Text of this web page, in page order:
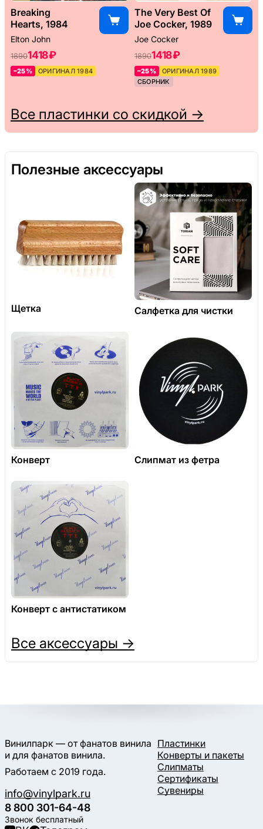
Breaking
Hearts, 1984
Elton John
18901418 ₽
–25% ОРИГИНАЛ 1984
The Very Best Of
Joe Cocker, 1989
Joe Cocker
18901418 ₽
–25%
ОРИГИНАЛ 1989
СБОРНИК
Все пластинки со скидкой →
Полезные аксессуары
Щетка Салфетка для чистки
Конверт Слипмат из фетра
Конверт с антистатиком
Все аксессуары →
Винилпарк — от фанатов винила
и для фанатов винила.
Работаем с 2019 года.
info@vinylpark.ru
8 800 301-64-48
Звонок бесплатный
Пластинки
Конверты и пакеты
Слипматы
Сертификаты
Сувениры